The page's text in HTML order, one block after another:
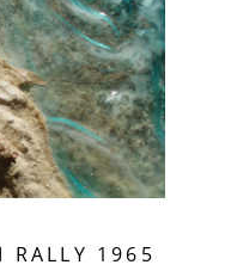
RALLY 1965